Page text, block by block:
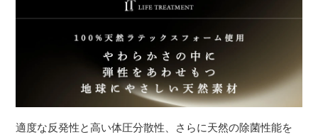
適度な反発性と高い体圧分散性、さらに天然の除菌性能を